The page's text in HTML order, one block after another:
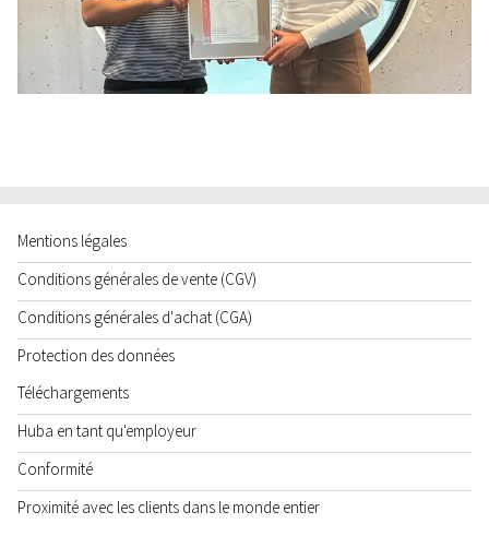
Mentions légales
Conditions générales de vente (CGV)
Conditions générales d'achat (CGA)
Protection des données
Téléchargements
Huba en tant qu'employeur
Conformité
Proximité avec les clients dans le monde entier